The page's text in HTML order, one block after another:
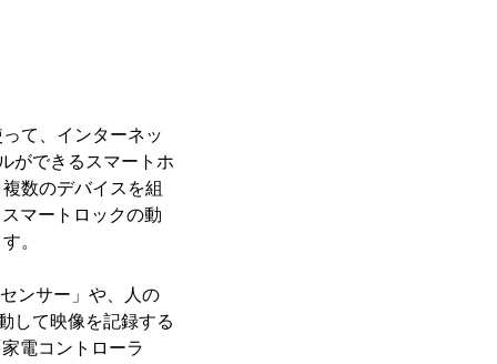
て、インターネッ
ができるスマートホ
数のデバイスを組
マートロックの動
。
ンサー」や、人の
して映像を記録する
電コントローラ